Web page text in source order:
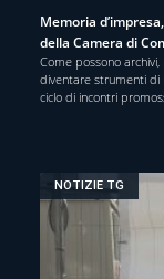
Memoria
della Camera di
Come possono
diventare strumenti di
ciclo di incontri
NOTIZIE TG